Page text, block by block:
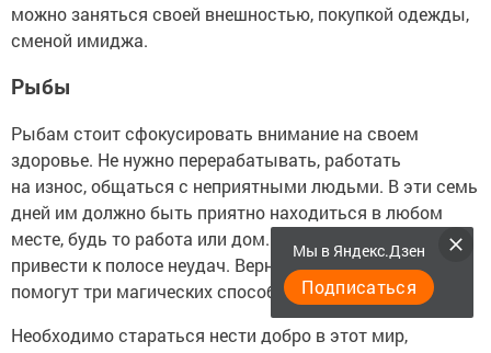
можно заняться своей внешностью, покупкой одежды,
сменой имиджа.
Рыбы
Рыбам стоит сфокусировать внимание на своем
здоровье. Не нужно перерабатывать, работать
на износ, общаться с неприятными людьми. В эти семь
дней им должно быть приятно находиться в любом
месте, будь то работа или дом. Усталость может
привести к полосе неудач. Вернуть себе везение
помогут три магических способа.
Необходимо стараться нести добро в этот мир,
Мы в Яндекс.Дзен
Подписаться